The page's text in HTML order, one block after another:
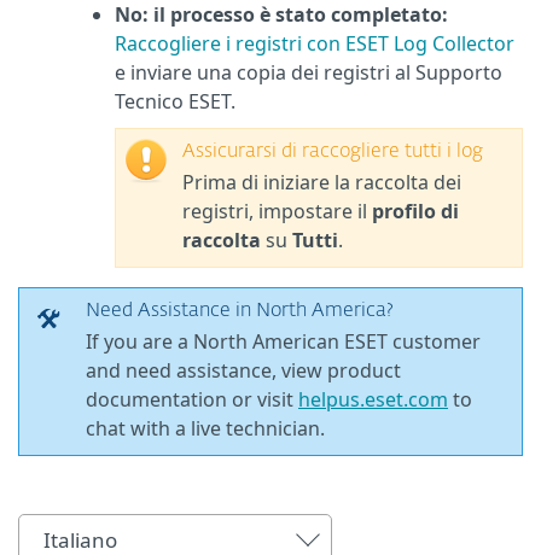
No: il processo è stato completato:
Raccogliere i registri con ESET Log Collector
e inviare una copia dei registri al Supporto
Tecnico ESET.
Assicurarsi di raccogliere tutti i log
Prima di iniziare la raccolta dei
registri, impostare il profilo di
raccolta su Tutti.
Need Assistance in North America?
If you are a North American ESET customer
and need assistance, view product
documentation or visit helpus.eset.com to
chat with a live technician.
Italiano